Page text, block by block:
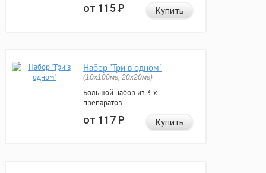
от 115Р Купить
Набор "Три в одном"
(10x100мг, 20x20мг)
Большой набор из 3-х
препаратов.
от 117Р Купить